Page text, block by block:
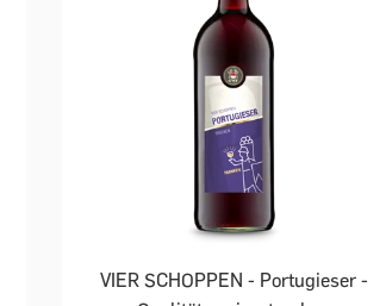
VIER SCHOPPEN - Portugieser -